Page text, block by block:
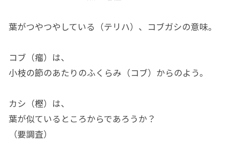
葉がつやつやしている（テリハ）、コブガシの意味。
コブ（瘤）は、
小枝の節のあたりのふくらみ（コブ）からのよう。
カシ（樫）は、
葉が似ているところからであろうか？
（要調査）